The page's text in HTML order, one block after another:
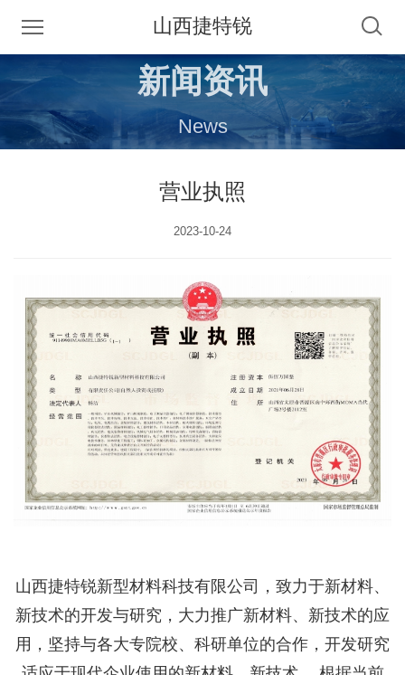
山西捷特锐
新闻资讯
News
营业执照
2023-10-24
山西捷特锐新型材料科技有限公司，致力于新材料、
新技术的开发与研究，大力推广新材料、新技术的应
用，坚持与各大专院校、科研单位的合作，开发研究